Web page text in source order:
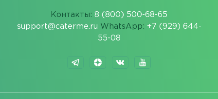
Контакты: 8 (800) 500-68-65
support@caterme.ru WhatsApp: +7 (929) 644-
55-08